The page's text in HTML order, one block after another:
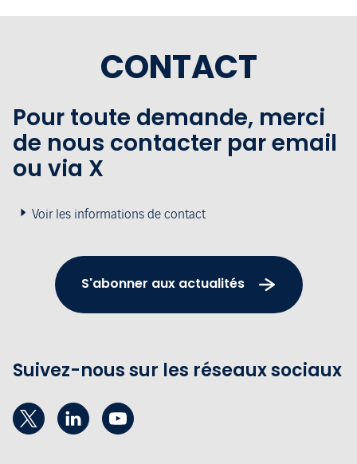
CONTACT
Pour toute demande, merci
de nous contacter par email
ou via X
Voir les informations de contact
S'abonner aux actualités
Suivez-nous sur les réseaux sociaux